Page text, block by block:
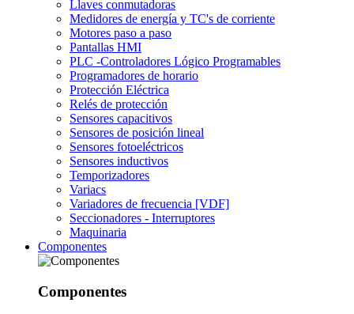
Llaves conmutadoras
Medidores de energía y TC's de corriente
Motores paso a paso
Pantallas HMI
PLC -Controladores Lógico Programables
Programadores de horario
Protección Eléctrica
Relés de protección
Sensores capacitivos
Sensores de posición lineal
Sensores fotoeléctricos
Sensores inductivos
Temporizadores
Variacs
Variadores de frecuencia [VDF]
Seccionadores - Interruptores
Maquinaria
Componentes
Componentes